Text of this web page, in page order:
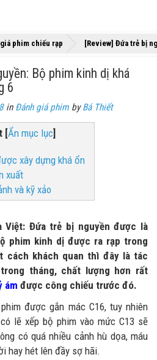
phim chiếu rạp [Review] Đứa trẻ bị
Bộ phim kinh dị khá
6
in Đánh giá phim byBá Thiết
[Ẩn mục lục]
xây dựng khá ổn
xuất
và kỹ xảo
Việt: Đứa trẻ bị nguyền được là
phim kinh dị được ra rạp trong
cách khách quan thì đây là tác
tháng, chất lượng hơn rất
ám được công chiếu trước đó.
được gắn mác C16, tuy nhiên
lẽ xếp bộ phim vào mức C13 sẽ
có quá nhiều cảnh hù dọa, máu
hay hét lên đầy sợ hãi.